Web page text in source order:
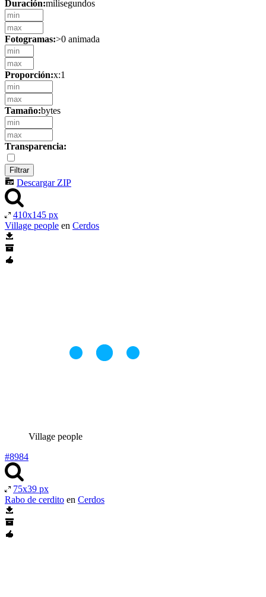
Duración:milisegundos
Fotogramas:>0 animada
Proporción:x:1
Tamaño:bytes
Transparencia:
Descargar ZIP
410x145 px
Village people en Cerdos
Village people
#8984
75x39 px
Rabo de cerdito en Cerdos